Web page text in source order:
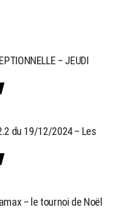
– JEUDI
du 19/12/2024 – Les
– le tournoi de Noël